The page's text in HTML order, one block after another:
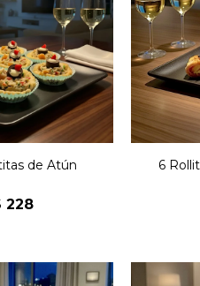
de atún con
aceitunas.
de Atún
228
Seis
de
6